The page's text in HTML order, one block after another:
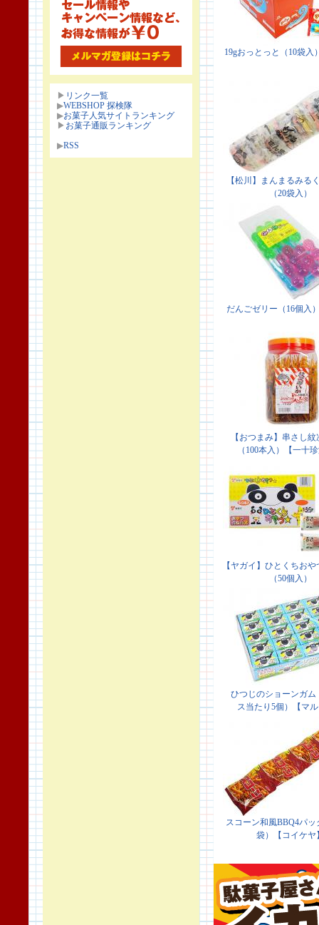
▶ リンク一覧
▶WEBSHOP 探検隊
▶お菓子人気サイトランキング
▶ お菓子通販ランキング
▶RSS